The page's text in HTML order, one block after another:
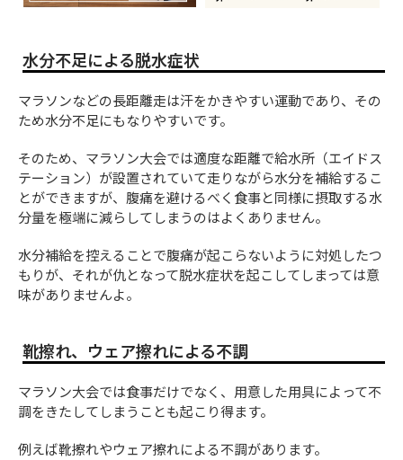
水分不足による脱水症状
マラソンなどの長距離走は汗をかきやすい運動であり、その
ため水分不足にもなりやすいです。
そのため、マラソン大会では適度な距離で給水所（エイドス
テーション）が設置されていて走りながら水分を補給するこ
とができますが、腹痛を避けるべく食事と同様に摂取する水
分量を極端に減らしてしまうのはよくありません。
水分補給を控えることで腹痛が起こらないように対処したつ
もりが、それが仇となって脱水症状を起こしてしまっては意
味がありませんよ。
靴擦れ、ウェア擦れによる不調
マラソン大会では食事だけでなく、用意した用具によって不
調をきたしてしまうことも起こり得ます。
例えば靴擦れやウェア擦れによる不調があります。